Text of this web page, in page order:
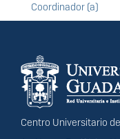
Coordinador (a)
Información
portal
Centro Universitario